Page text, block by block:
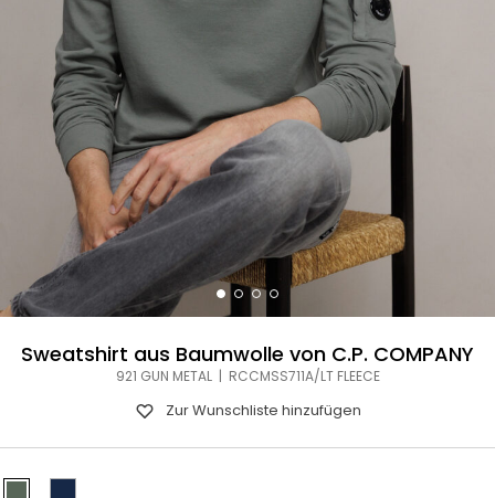
Sweatshirt aus Baumwolle von C.P. COMPANY
921 GUN METAL | RCCMSS711A/LT FLEECE
Zur Wunschliste hinzufügen